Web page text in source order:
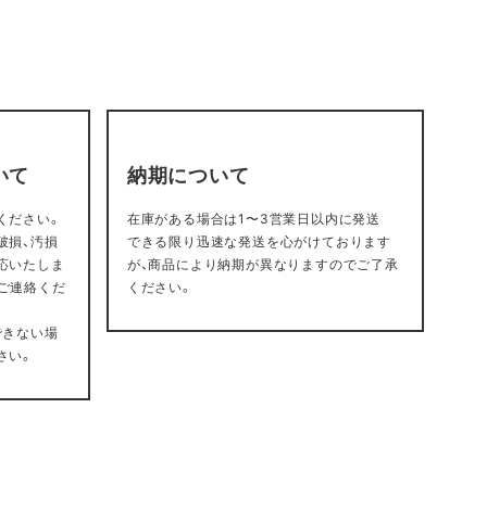
て
さい。
損、汚損
いたしま
連絡くだ
きない場
。
納期について
在庫がある場合は1〜3営業日以内に発送
できる限り迅速な発送を心がけております
が、商品により納期が異なりますのでご了承
ください。